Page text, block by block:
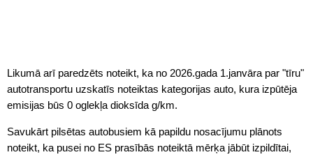
Likumā arī paredzēts noteikt, ka no 2026.gada 1.janvāra par "tīru"
autotransportu uzskatīs noteiktas kategorijas auto, kura izpūtēja
emisijas būs 0 oglekļa dioksīda g/km.
Savukārt pilsētas autobusiem kā papildu nosacījumu plānots
noteikt, ka pusei no ES prasībās noteiktā mērķa jābūt izpildītai,